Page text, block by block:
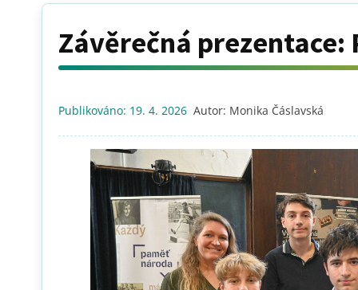
Závěrečná prezentace:
Publikováno: 19. 4. 2026 Autor: Monika Čáslavská